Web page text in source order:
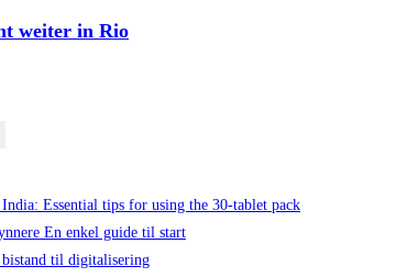
weiter in Rio
Essential tips for using the 30-tablet pack
En enkel guide til start
til digitalisering